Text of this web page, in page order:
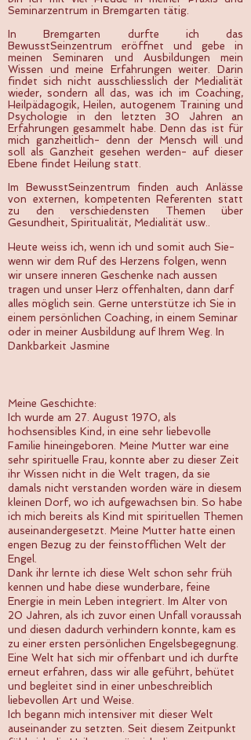
Seminarzentrum in Bremgarten tätig.
In Bremgarten durfte ich das
BewusstSeinzentrum eröffnet und gebe in
meinen Seminaren und Ausbildungen mein
Wissen und meine Erfahrungen weiter. Darin
findet sich nicht ausschliesslich der Medialität
wieder, sondern all das, was ich im Coaching,
Heilpädagogik, Heilen, autogenem Training und
Psychologie in den letzten 30 Jahren an
Erfahrungen gesammelt habe. Denn das ist für
mich ganzheitlich- denn der Mensch will und
soll als Ganzheit gesehen werden- auf dieser
Ebene findet Heilung statt.
Im BewusstSeinzentrum finden auch Anlässe
von externen, kompetenten Referenten statt
zu den verschiedensten Themen über
Gesundheit, Spiritualität, Medialität usw..
Heute weiss ich, wenn ich und somit auch Sie-
wenn wir dem Ruf des Herzens folgen, wenn
wir unsere inneren Geschenke nach aussen
tragen und unser Herz offenhalten, dann darf
alles möglich sein. Gerne unterstütze ich Sie in
einem persönlichen Coaching, in einem Seminar
oder in meiner Ausbildung auf Ihrem Weg. In
Dankbarkeit Jasmine
Meine Geschichte:
Ich wurde am 27. August 1970, als
hochsensibles Kind, in eine sehr liebevolle
Familie hineingeboren. Meine Mutter war eine
sehr spirituelle Frau, konnte aber zu dieser Zeit
ihr Wissen nicht in die Welt tragen, da sie
damals nicht verstanden worden wäre in diesem
kleinen Dorf, wo ich aufgewachsen bin. So habe
ich mich bereits als Kind mit spirituellen Themen
auseinandergesetzt. Meine Mutter hatte einen
engen Bezug zu der feinstofflichen Welt der
Engel.
Dank ihr lernte ich diese Welt schon sehr früh
kennen und habe diese wunderbare, feine
Energie in mein Leben integriert. Im Alter von
20 Jahren, als ich zuvor einen Unfall voraussah
und diesen dadurch verhindern konnte, kam es
zu einer ersten persönlichen Engelsbegegnung.
Eine Welt hat sich mir offenbart und ich durfte
erneut erfahren, dass wir alle geführt, behütet
und begleitet sind in einer unbeschreiblich
liebevollen Art und Weise.
Ich begann mich intensiver mit dieser Welt
auseinander zu setzten. Seit diesem Zeitpunkt